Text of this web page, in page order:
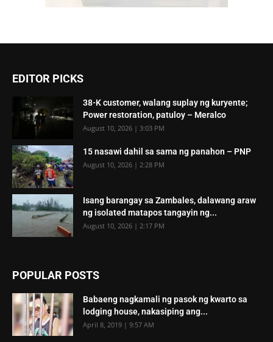
EDITOR PICKS
38-K customer, walang suplay ng kuryente;
Power restoration, patuloy – Meralco
August 10, 2026 | 3:03 PM
15 nasawi dahil sa sama ng panahon – PNP
August 10, 2026 | 2:28 PM
Isang barangay sa Zambales, dalawang araw
ng isolated matapos tangayin ng...
August 10, 2026 | 2:17 PM
POPULAR POSTS
Babaeng nagkamali ng pasok ng kwarto sa
lodging house, nakasiping ang...
April 8, 2019 | 9:57 AM